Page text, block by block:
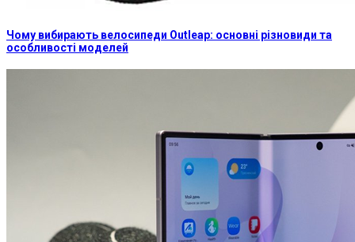
Чому вибирають велосипеди Outleap: основні різновиди та
особливості моделей